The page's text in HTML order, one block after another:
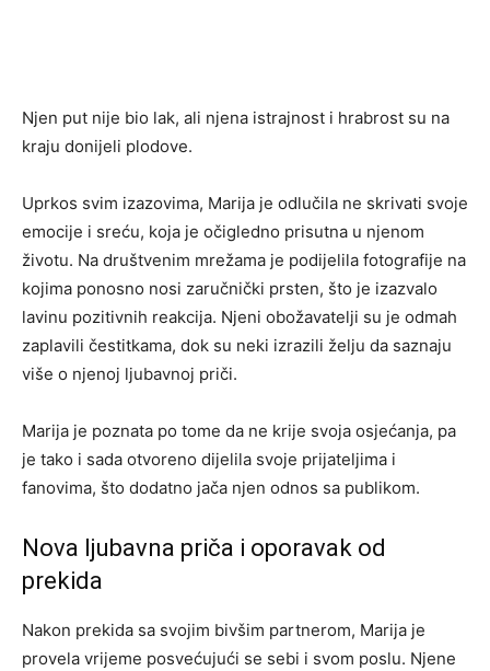
Njen put nije bio lak, ali njena istrajnost i hrabrost su na
kraju donijeli plodove.
Uprkos svim izazovima, Marija je odlučila ne skrivati svoje
emocije i sreću, koja je očigledno prisutna u njenom
životu. Na društvenim mrežama je podijelila fotografije na
kojima ponosno nosi zaručnički prsten, što je izazvalo
lavinu pozitivnih reakcija. Njeni obožavatelji su je odmah
zaplavili čestitkama, dok su neki izrazili želju da saznaju
više o njenoj ljubavnoj priči.
Marija je poznata po tome da ne krije svoja osjećanja, pa
je tako i sada otvoreno dijelila svoje prijateljima i
fanovima, što dodatno jača njen odnos sa publikom.
Nova ljubavna priča i oporavak od
prekida
Nakon prekida sa svojim bivšim partnerom, Marija je
provela vrijeme posvećujući se sebi i svom poslu. Njene